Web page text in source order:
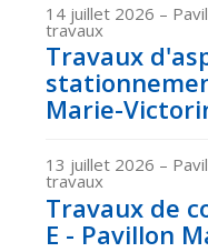
14 juillet 2026 –
travaux
Travaux
Marie-
13 juillet 2026 –
travaux
Travaux de
E - Pavillon